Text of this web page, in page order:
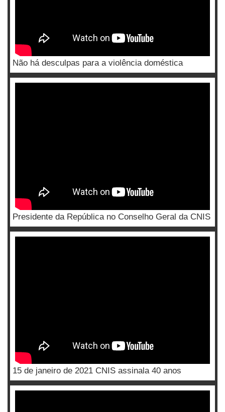
Não há desculpas para a violência doméstica
Presidente da República no Conselho Geral da CNIS
15 de janeiro de 2021 CNIS assinala 40 anos